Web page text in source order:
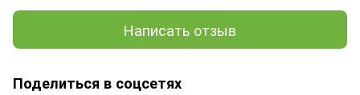
Написать отзыв
Поделиться в соцсетях